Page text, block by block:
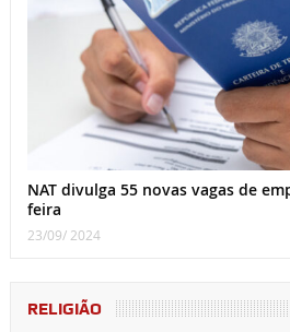
NAT divulga 55 novas vagas de
feira
23/09/ 2024
RELIGIÃO